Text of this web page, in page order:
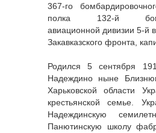
367-го
полка 132-й
авиационной дивизии 5-й
Закавказского фронта,
Родился 5 сентября
Надеждино ныне
Харьковской области
крестьянской семье.
Надеждинскую
Панютинскую школу